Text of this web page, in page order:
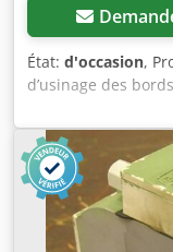
État: d'occasion,
d’usinage des
moteur électrique,
Dkedpsb A Tbdsfx
à 50 Hz -
Tension : 380 V -
mm - Dimensions :